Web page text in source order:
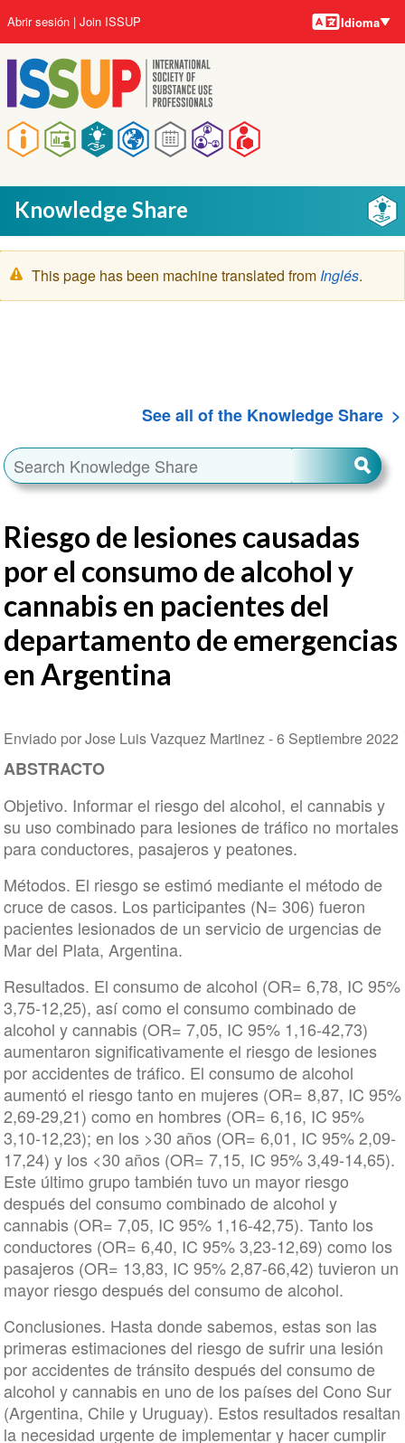
al
contenido
principal
Main
navigation
User
account
menu
Abrir sesión Join ISSUP Idiomas
Idioma
Knowledge Share
Mensaje
de
This page has been machine translated from Inglés.
See all of the Knowledge Share
Riesgo de lesiones causadas
por el consumo de alcohol y
cannabis en pacientes del
departamento de emergencias
en Argentina
Enviado por Jose Luis Vazquez Martinez -6 Septiembre 2022
ABSTRACTO
Objetivo. Informar el riesgo del alcohol, el cannabis y
su uso combinado para lesiones de tráfico no mortales
para conductores, pasajeros y peatones.
Métodos. El riesgo se estimó mediante el método de
cruce de casos. Los participantes (N= 306) fueron
pacientes lesionados de un servicio de urgencias de
Mar del Plata, Argentina.
Resultados. El consumo de alcohol (OR= 6,78, IC 95%
3,75-12,25), así como el consumo combinado de
alcohol y cannabis (OR= 7,05, IC 95% 1,16-42,73)
aumentaron significativamente el riesgo de lesiones
por accidentes de tráfico. El consumo de alcohol
aumentó el riesgo tanto en mujeres (OR= 8,87, IC 95%
2,69-29,21) como en hombres (OR= 6,16, IC 95%
3,10-12,23); en los >30 años (OR= 6,01, IC 95% 2,09-
17,24) y los <30 años (OR= 7,15, IC 95% 3,49-14,65).
Este último grupo también tuvo un mayor riesgo
después del consumo combinado de alcohol y
cannabis (OR= 7,05, IC 95% 1,16-42,75). Tanto los
conductores (OR= 6,40, IC 95% 3,23-12,69) como los
pasajeros (OR= 13,83, IC 95% 2,87-66,42) tuvieron un
mayor riesgo después del consumo de alcohol.
Conclusiones. Hasta donde sabemos, estas son las
primeras estimaciones del riesgo de sufrir una lesión
por accidentes de tránsito después del consumo de
alcohol y cannabis en uno de los países del Cono Sur
(Argentina, Chile y Uruguay). Estos resultados resaltan
la necesidad urgente de implementar y hacer cumplir